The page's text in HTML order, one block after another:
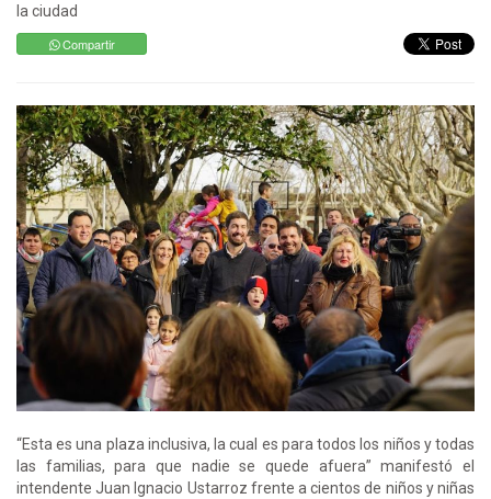
la ciudad
Compartir
“Esta es una plaza inclusiva, la cual es para todos los niños y todas
las familias, para que nadie se quede afuera” manifestó el
intendente Juan Ignacio Ustarroz frente a cientos de niños y niñas